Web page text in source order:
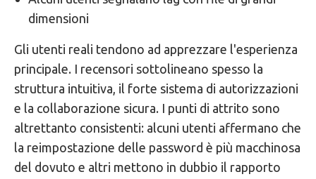
dimensioni
Gli utenti reali tendono ad apprezzare l'esperienza
principale. I recensori sottolineano spesso la
struttura intuitiva, il forte sistema di autorizzazioni
e la collaborazione sicura. I punti di attrito sono
altrettanto consistenti: alcuni utenti affermano che
la reimpostazione delle password è più macchinosa
del dovuto e altri mettono in dubbio il rapporto